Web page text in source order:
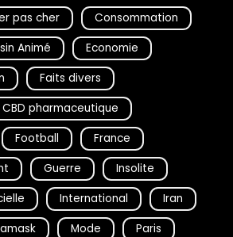
pas cher
Consommation
Animé
Economie
Faits divers
pharmaceutique
Football
France
Guerre
Insolite
International
Iran
Mode
Paris